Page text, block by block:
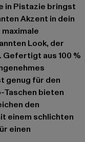
in Pistazie bringst
Akzent in dein
Look, der
aus 100 %
genug für den
bieten
den
einem schlichten
einen